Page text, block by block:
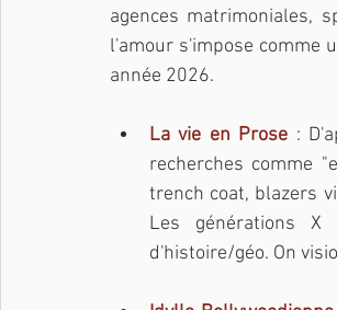
agences matrimoniales,
l'amour s'impose comme
année 2026.
La vie en Prose :
recherches comme
trench coat, blazers
Les générations
d'histoire/géo. On